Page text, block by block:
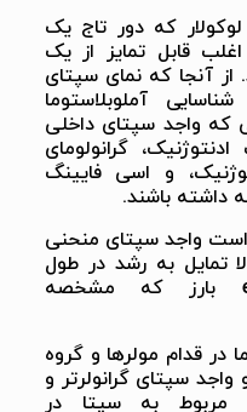
که دور تاج یک
قابل تمایز از یک
آنجا که نمای سپتای
آملوبلاستوما
که واجد سپتای داخلی
گرانولومای
و اسی فایینگ
داشته باشند.
واجد سپتای منحنی
تمایل به رشد در طول
استخوان بدون ecpansion بارز که مشخصه
در قدام مولرها و گروه
سپتای گرانولرتر و
به سپتا در